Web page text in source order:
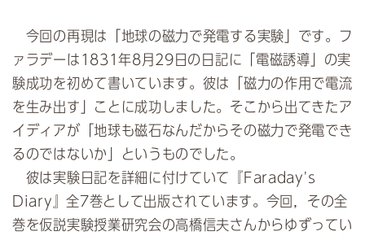
今回の再現は「地球の磁力で発電する実験」です。フ
ァラデーは1831年8月29日の日記に「電磁誘導」の実
験成功を初めて書いています。彼は「磁力の作用で電流
を生み出す」ことに成功しました。そこから出てきたア
イディアが「地球も磁石なんだからその磁力で発電でき
るのではないか」というものでした。
彼は実験日記を詳細に付けていて『Faraday's
Diary』全7巻として出版されています。今回，その全
巻を仮説実験授業研究会の高橋信夫さんからゆずってい